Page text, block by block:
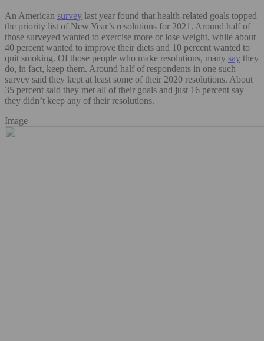
An American survey last year found that health-related goals topped
the priority list of New Year’s resolutions for 2021. Around half of
those surveyed wanted to exercise more or lose weight, while about
40 percent wanted to improve their diets and 10 percent wanted to
quit smoking. Of those people who make resolutions, many say they
do, in fact, keep them. Around half of respondents in one such
survey said they kept at least some of their 2020 resolutions. About
35 percent said they met all of their goals and just 16 percent say
they didn’t keep any of their resolutions.
Image